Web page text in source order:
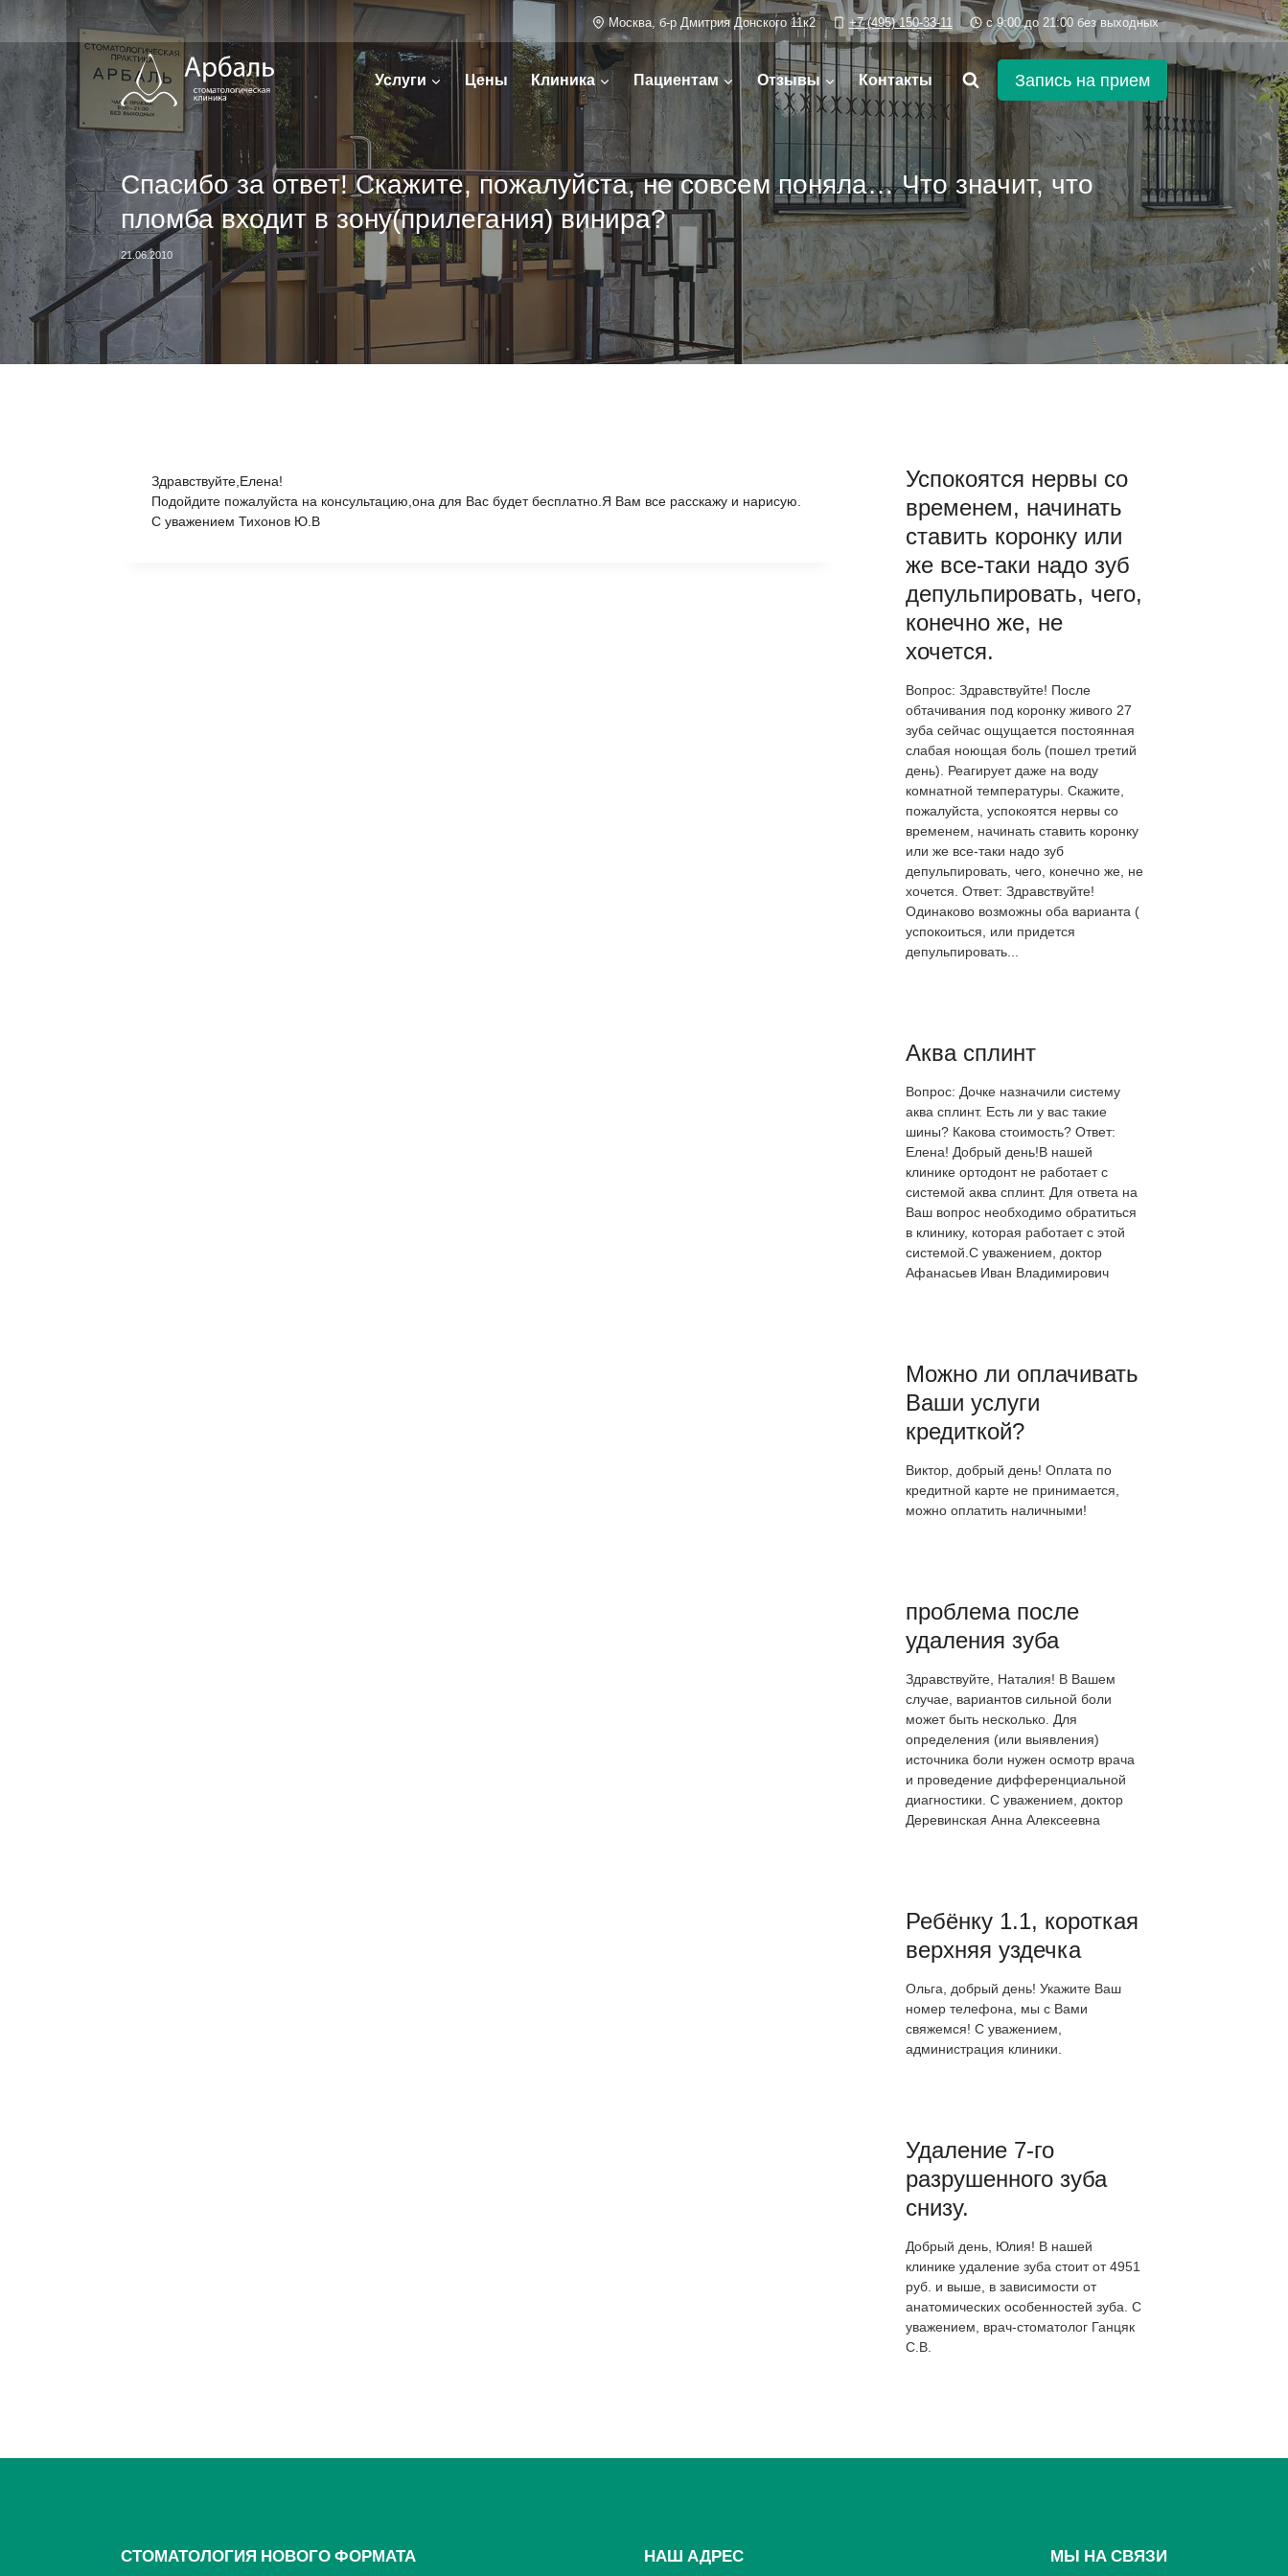
Перейти
содержимому
Москва, б-р Дмитрия Донского 11к2 +7 (495) 150-33-11 c 9:00 до 21:00 без выходных
Услуги Цены Клиника Пациентам Отзывы Контакты Запись на прием
Спасибо за ответ! Скажите, пожалуйста, не совсем поняла… Что значит, что
пломба входит в зону(прилегания) винира?
21.06.2010
Здравствуйте,Елена!
Подойдите пожалуйста на консультацию,она для Вас будет бесплатно.Я Вам все расскажу и нарисую.
С уважением Тихонов Ю.В
Успокоятся нервы со
временем, начинать
ставить коронку или
же все-таки надо зуб
депульпировать, чего,
конечно же, не
хочется.
Вопрос: Здравствуйте! После
обтачивания под коронку живого 27
зуба сейчас ощущается постоянная
слабая ноющая боль (пошел третий
день). Реагирует даже на воду
комнатной температуры. Скажите,
пожалуйста, успокоятся нервы со
временем, начинать ставить коронку
или же все-таки надо зуб
депульпировать, чего, конечно же, не
хочется. Ответ: Здравствуйте!
Одинаково возможны оба варианта (
успокоиться, или придется
депульпировать...
Аква сплинт
Вопрос: Дочке назначили систему
аква сплинт. Есть ли у вас такие
шины? Какова стоимость? Ответ:
Елена! Добрый день!В нашей
клинике ортодонт не работает с
системой аква сплинт. Для ответа на
Ваш вопрос необходимо обратиться
в клинику, которая работает с этой
системой.С уважением, доктор
Афанасьев Иван Владимирович
Можно ли оплачивать
Ваши услуги
кредиткой?
Виктор, добрый день! Оплата по
кредитной карте не принимается,
можно оплатить наличными!
проблема после
удаления зуба
Здравствуйте, Наталия! В Вашем
случае, вариантов сильной боли
может быть несколько. Для
определения (или выявления)
источника боли нужен осмотр врача
и проведение дифференциальной
диагностики. С уважением, доктор
Деревинская Анна Алексеевна
Ребёнку 1.1, короткая
верхняя уздечка
Ольга, добрый день! Укажите Ваш
номер телефона, мы с Вами
свяжемся! С уважением,
администрация клиники.
Удаление 7-го
разрушенного зуба
снизу.
Добрый день, Юлия! В нашей
клинике удаление зуба стоит от 4951
руб. и выше, в зависимости от
анатомических особенностей зуба. С
уважением, врач-стоматолог Ганцяк
С.В.
СТОМАТОЛОГИЯ НОВОГО ФОРМАТА НАШ АДРЕС МЫ НА СВЯЗИ